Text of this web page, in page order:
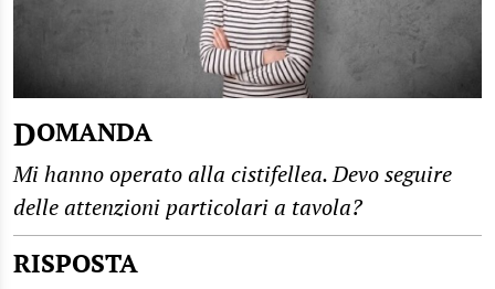
DOMANDA
Mi hanno operato alla cistifellea. Devo seguire
delle attenzioni particolari a tavola?
RISPOSTA